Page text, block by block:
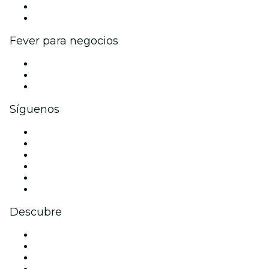
Fever para negocios
Síguenos
Descubre